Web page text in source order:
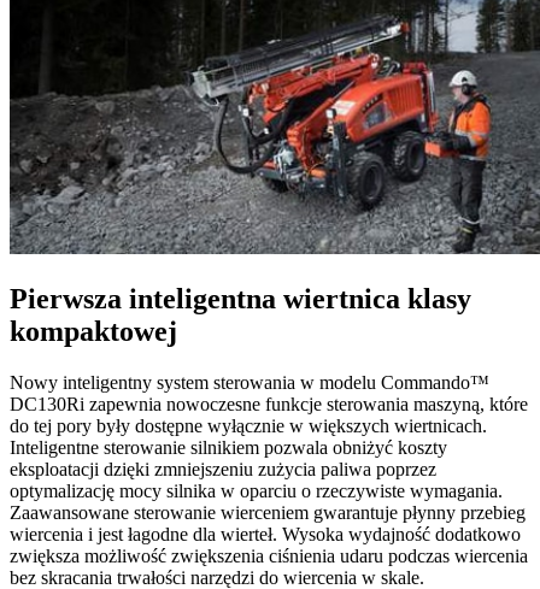
Pierwsza inteligentna wiertnica klasy
kompaktowej
Nowy inteligentny system sterowania w modelu Commando™
DC130Ri zapewnia nowoczesne funkcje sterowania maszyną, które
do tej pory były dostępne wyłącznie w większych wiertnicach.
Inteligentne sterowanie silnikiem pozwala obniżyć koszty
eksploatacji dzięki zmniejszeniu zużycia paliwa poprzez
optymalizację mocy silnika w oparciu o rzeczywiste wymagania.
Zaawansowane sterowanie wierceniem gwarantuje płynny przebieg
wiercenia i jest łagodne dla wierteł. Wysoka wydajność dodatkowo
zwiększa możliwość zwiększenia ciśnienia udaru podczas wiercenia
bez skracania trwałości narzędzi do wiercenia w skale.